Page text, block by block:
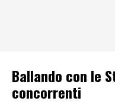
Ballando con le
concorrenti